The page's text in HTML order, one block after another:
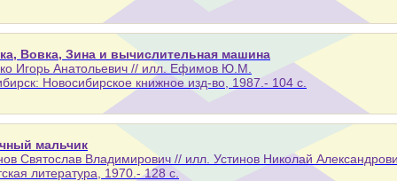
Вовка, Зина и вычислительная машина
Игорь Анатольевич // илл. Ефимов Ю.М.
Новосибирское книжное изд-во, 1987.- 104 с.
мальчик
Святослав Владимирович // илл. Устинов Николай
литература, 1970.- 128 с.